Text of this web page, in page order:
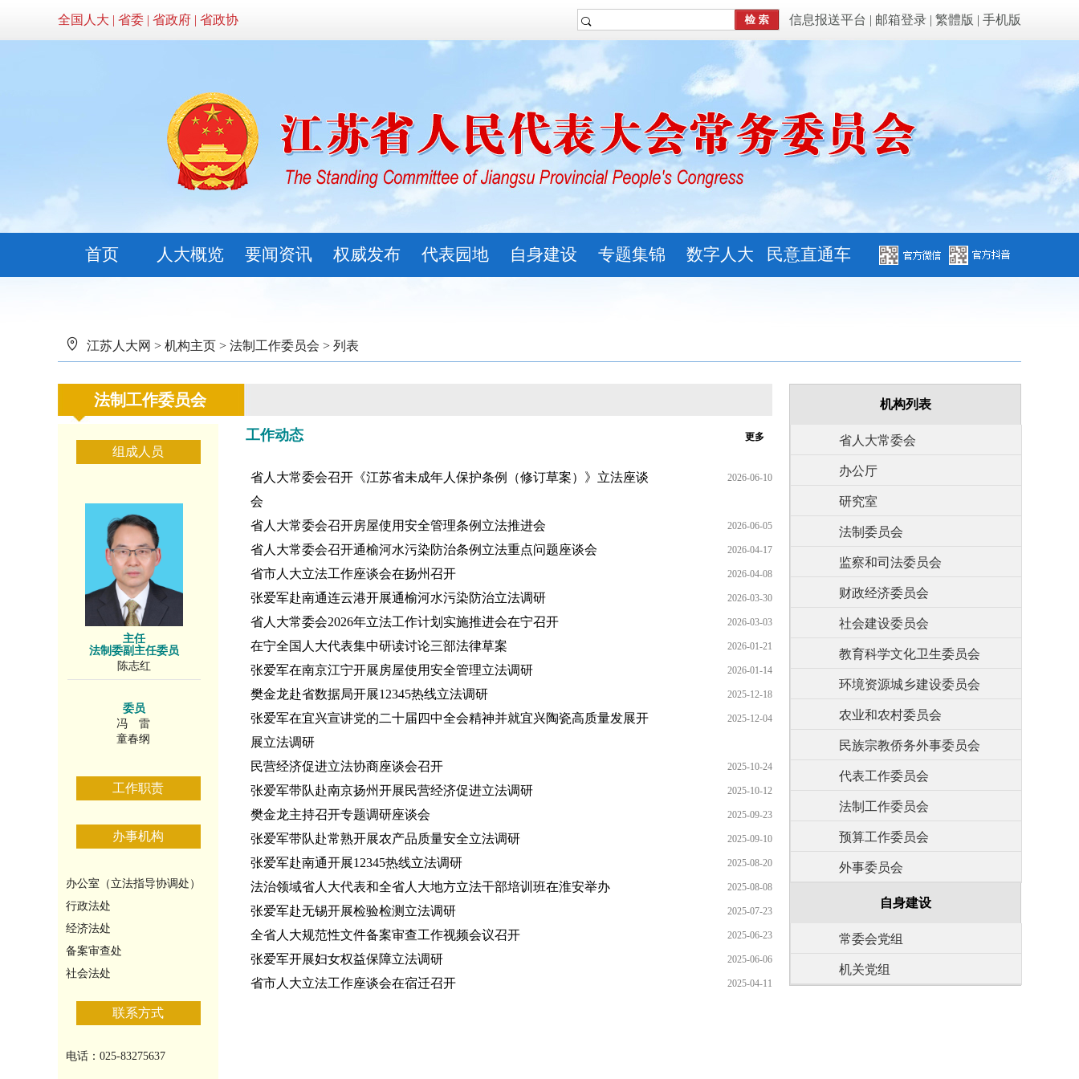
全国人大 | 省委 | 省政府 | 省政协 信息报送平台 | 邮箱登录 | 繁體版 | 手机版
首页 人大概览 要闻资讯 权威发布 代表园地 自身建设 专题集锦 数字人大 民意直通车
江苏人大网 > 机构主页 > 法制工作委员会 > 列表
法制工作委员会
组成人员
主任
法制委副主任委员
陈志红
委员
冯 雷
童春纲
工作职责
办事机构
办公室（立法指导协调处）
行政法处
经济法处
备案审查处
社会法处
联系方式
电话：025-83275637
更多
工作动态
省人大常委会召开《江苏省未成年人保护条例（修订草案）》立法座谈
会
2026-06-10
省人大常委会召开房屋使用安全管理条例立法推进会 2026-06-05
省人大常委会召开通榆河水污染防治条例立法重点问题座谈会 2026-04-17
省市人大立法工作座谈会在扬州召开 2026-04-08
张爱军赴南通连云港开展通榆河水污染防治立法调研 2026-03-30
省人大常委会2026年立法工作计划实施推进会在宁召开 2026-03-03
在宁全国人大代表集中研读讨论三部法律草案 2026-01-21
张爱军在南京江宁开展房屋使用安全管理立法调研 2026-01-14
樊金龙赴省数据局开展12345热线立法调研 2025-12-18
张爱军在宜兴宣讲党的二十届四中全会精神并就宜兴陶瓷高质量发展开
展立法调研
2025-12-04
民营经济促进立法协商座谈会召开 2025-10-24
张爱军带队赴南京扬州开展民营经济促进立法调研 2025-10-12
樊金龙主持召开专题调研座谈会 2025-09-23
张爱军带队赴常熟开展农产品质量安全立法调研 2025-09-10
张爱军赴南通开展12345热线立法调研 2025-08-20
法治领域省人大代表和全省人大地方立法干部培训班在淮安举办 2025-08-08
张爱军赴无锡开展检验检测立法调研 2025-07-23
全省人大规范性文件备案审查工作视频会议召开 2025-06-23
张爱军开展妇女权益保障立法调研 2025-06-06
省市人大立法工作座谈会在宿迁召开 2025-04-11
机构列表
省人大常委会
办公厅
研究室
法制委员会
监察和司法委员会
财政经济委员会
社会建设委员会
教育科学文化卫生委员会
环境资源城乡建设委员会
农业和农村委员会
民族宗教侨务外事委员会
代表工作委员会
法制工作委员会
预算工作委员会
外事委员会
自身建设
常委会党组
机关党组